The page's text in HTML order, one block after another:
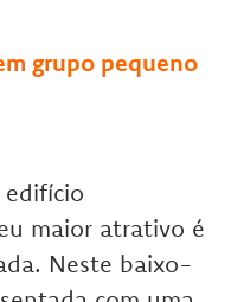
grupo pequeno
edifício
maior atrativo é
Neste baixo-